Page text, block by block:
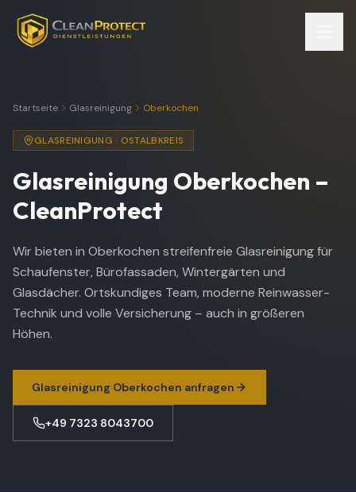
Startseite Glasreinigung Oberkochen
GLASREINIGUNG · OSTALBKREIS
Glasreinigung Oberkochen –
CleanProtect
Wir bieten in Oberkochen streifenfreie Glasreinigung für
Schaufenster, Bürofassaden, Wintergärten und
Glasdächer. Ortskundiges Team, moderne Reinwasser-
Technik und volle Versicherung – auch in größeren
Höhen.
Glasreinigung Oberkochen anfragen
+49 7323 8043700